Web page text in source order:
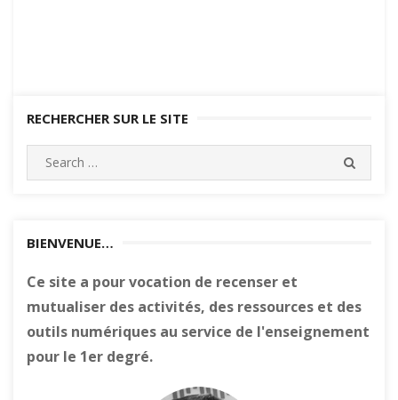
RECHERCHER SUR LE SITE
Search
for:
BIENVENUE…
Ce site a pour vocation de recenser et
mutualiser des activités, des ressources et des
outils numériques au service de l'enseignement
pour le 1er degré.